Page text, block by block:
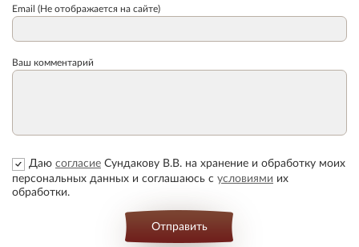
Email (Не отображается на сайте)
Ваш комментарий
Даю согласие Сундакову В.В. на хранение и обработку моих
персональных данных и соглашаюсь с условиями их
обработки.
Отправить